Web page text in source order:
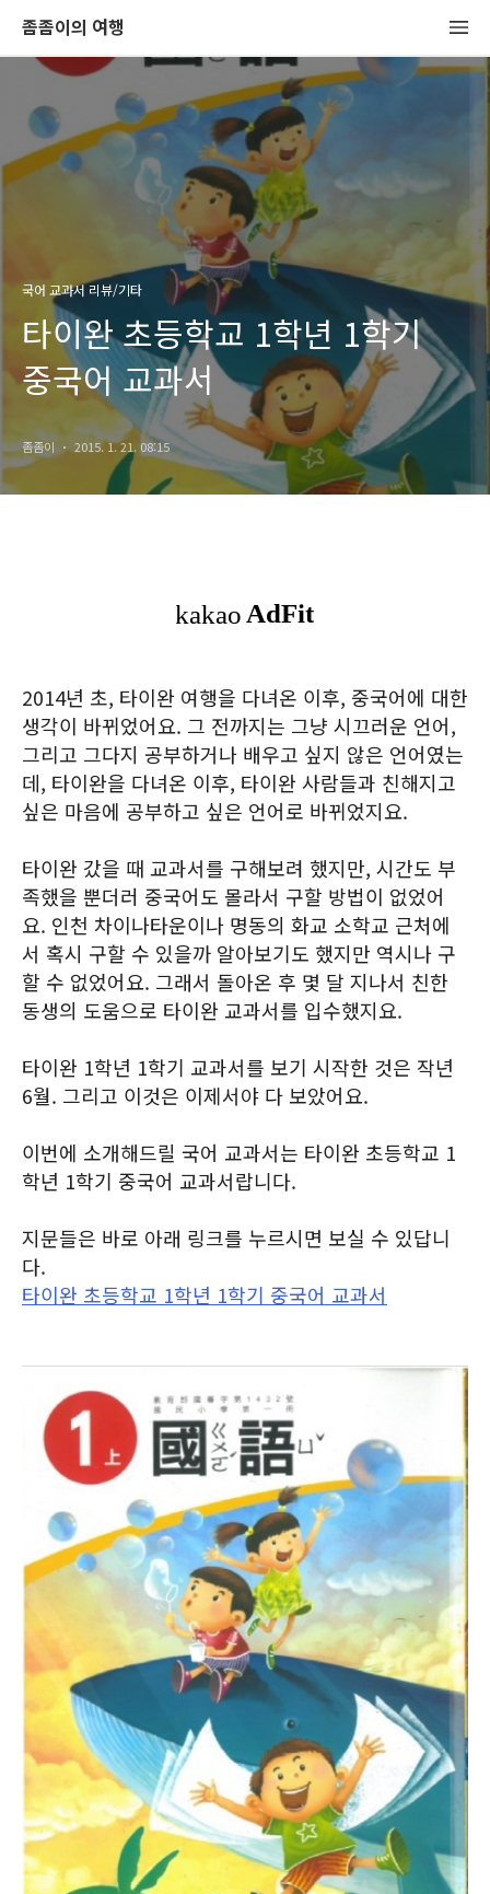
좀좀이의 여행
국어 교과서 리뷰/기타
타이완 초등학교 1학년 1학기
중국어 교과서
좀좀이 2015. 1. 21. 08:15
2014년 초, 타이완 여행을 다녀온 이후, 중국어에 대한
생각이 바뀌었어요. 그 전까지는 그냥 시끄러운 언어,
그리고 그다지 공부하거나 배우고 싶지 않은 언어였는
데, 타이완을 다녀온 이후, 타이완 사람들과 친해지고
싶은 마음에 공부하고 싶은 언어로 바뀌었지요.
타이완 갔을 때 교과서를 구해보려 했지만, 시간도 부
족했을 뿐더러 중국어도 몰라서 구할 방법이 없었어
요. 인천 차이나타운이나 명동의 화교 소학교 근처에
서 혹시 구할 수 있을까 알아보기도 했지만 역시나 구
할 수 없었어요. 그래서 돌아온 후 몇 달 지나서 친한
동생의 도움으로 타이완 교과서를 입수했지요.
타이완 1학년 1학기 교과서를 보기 시작한 것은 작년
6월. 그리고 이것은 이제서야 다 보았어요.
이번에 소개해드릴 국어 교과서는 타이완 초등학교 1
학년 1학기 중국어 교과서랍니다.
지문들은 바로 아래 링크를 누르시면 보실 수 있답니
다.
타이완 초등학교 1학년 1학기 중국어 교과서